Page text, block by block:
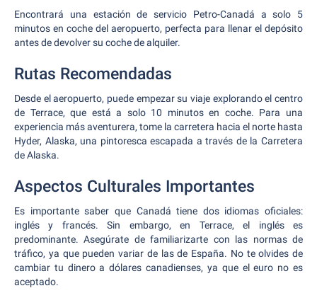
Encontrará una estación de servicio Petro-Canadá a solo 5
minutos en coche del aeropuerto, perfecta para llenar el depósito
antes de devolver su coche de alquiler.
Rutas Recomendadas
Desde el aeropuerto, puede empezar su viaje explorando el centro
de Terrace, que está a solo 10 minutos en coche. Para una
experiencia más aventurera, tome la carretera hacia el norte hasta
Hyder, Alaska, una pintoresca escapada a través de la Carretera
de Alaska.
Aspectos Culturales Importantes
Es importante saber que Canadá tiene dos idiomas oficiales:
inglés y francés. Sin embargo, en Terrace, el inglés es
predominante. Asegúrate de familiarizarte con las normas de
tráfico, ya que pueden variar de las de España. No te olvides de
cambiar tu dinero a dólares canadienses, ya que el euro no es
aceptado.